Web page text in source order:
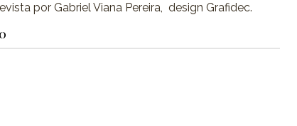
por Gabriel Viana Pereira, design Grafidec.